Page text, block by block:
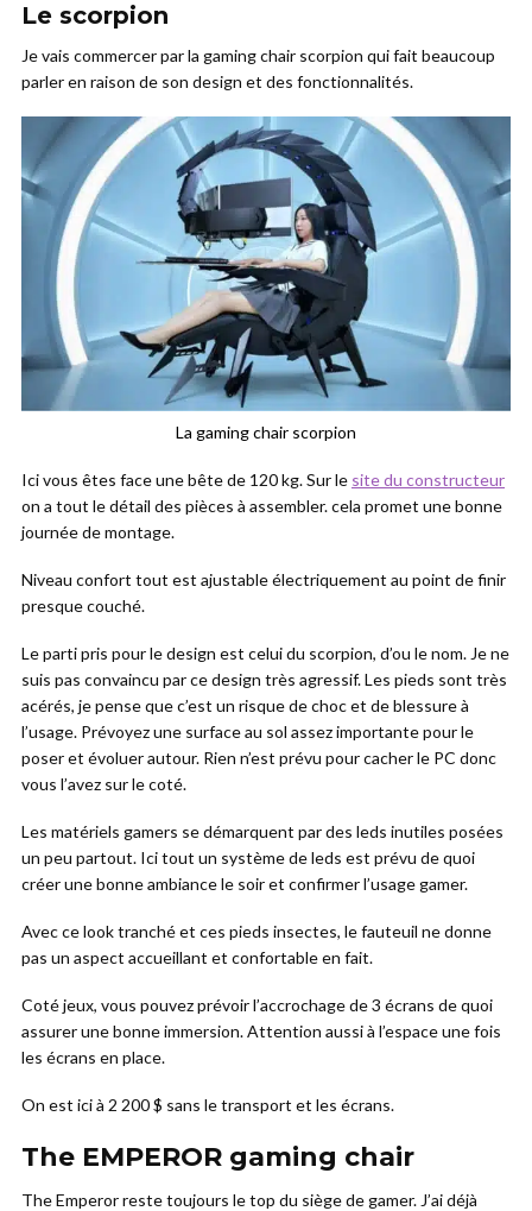
Le scorpion
Je vais commercer par la gaming chair scorpion qui fait beaucoup
parler en raison de son design et des fonctionnalités.
La gaming chair scorpion
Ici vous êtes face une bête de 120 kg. Sur le site du constructeur
on a tout le détail des pièces à assembler. cela promet une bonne
journée de montage.
Niveau confort tout est ajustable électriquement au point de finir
presque couché.
Le parti pris pour le design est celui du scorpion, d’ou le nom. Je ne
suis pas convaincu par ce design très agressif. Les pieds sont très
acérés, je pense que c’est un risque de choc et de blessure à
l’usage. Prévoyez une surface au sol assez importante pour le
poser et évoluer autour. Rien n’est prévu pour cacher le PC donc
vous l’avez sur le coté.
Les matériels gamers se démarquent par des leds inutiles posées
un peu partout. Ici tout un système de leds est prévu de quoi
créer une bonne ambiance le soir et confirmer l’usage gamer.
Avec ce look tranché et ces pieds insectes, le fauteuil ne donne
pas un aspect accueillant et confortable en fait.
Coté jeux, vous pouvez prévoir l’accrochage de 3 écrans de quoi
assurer une bonne immersion. Attention aussi à l’espace une fois
les écrans en place.
On est ici à 2 200 $ sans le transport et les écrans.
The EMPEROR gaming chair
The Emperor reste toujours le top du siège de gamer. J’ai déjà